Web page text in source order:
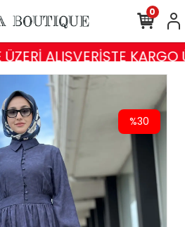
ALIŞVERİŞTE KARGO
0
%30